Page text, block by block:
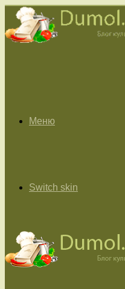
Меню
Switch skin